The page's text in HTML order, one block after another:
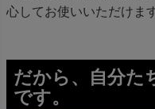
心してお使いいただけます
だから、自分た
です。